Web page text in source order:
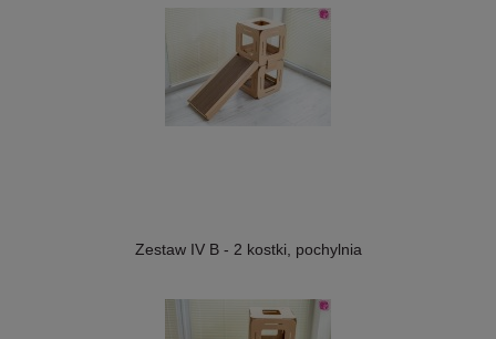
Zestaw IV B - 2 kostki, pochylnia